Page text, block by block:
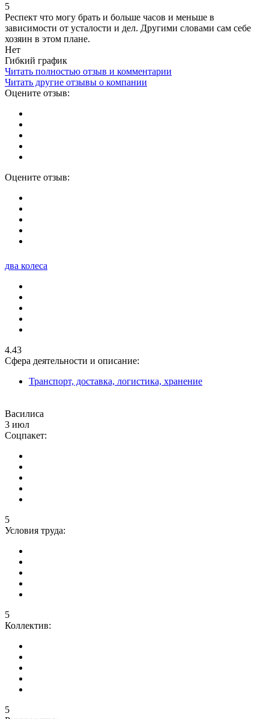
5
Респект что могу брать и больше часов и меньше в
зависимости от усталости и дел. Другими словами сам себе
хозяин в этом плане.
Нет
Гибкий график
Читать полностью отзыв и комментарии
Читать другие отзывы о компании
Оцените отзыв:
Оцените отзыв:
два колеса
4.43
Сфера деятельности и описание:
Транспорт, доставка, логистика, хранение
Василиса
3 июл
Соцпакет:
5
Условия труда:
5
Коллектив:
5